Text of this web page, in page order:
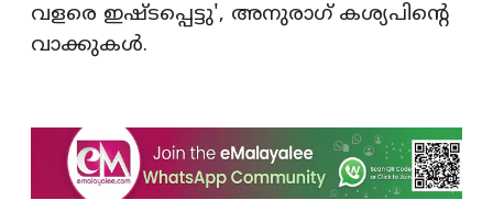
വളരെ ഇഷ്ടപ്പെട്ടു', അനുരാഗ് കശ്യപിന്റെ
വാക്കുകള്‍.